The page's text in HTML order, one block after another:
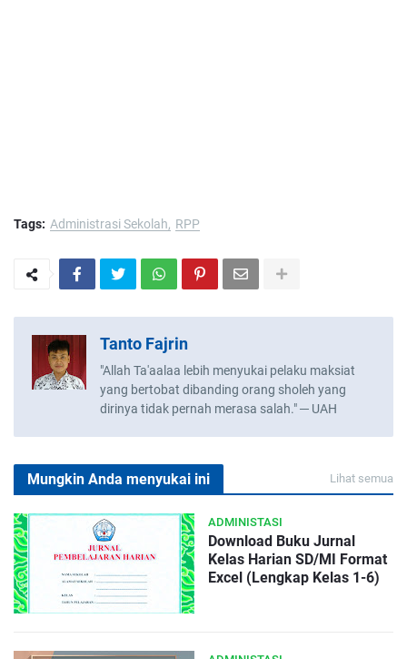
Tags: Administrasi Sekolah RPP
Tanto Fajrin
"Allah Ta'aalaa lebih menyukai pelaku maksiat
yang bertobat dibanding orang sholeh yang
dirinya tidak pernah merasa salah." ─ UAH
Mungkin Anda menyukai ini Lihat semua
ADMINISTASI
Download Buku Jurnal
Kelas Harian SD/MI Format
Excel (Lengkap Kelas 1-6)